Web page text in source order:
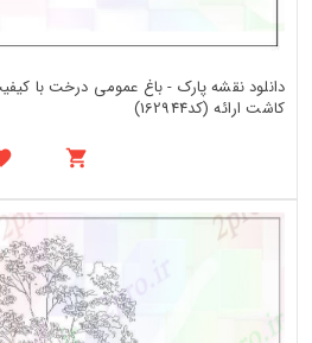
دانلود نقشه پارک - باغ عمومی درخت با
کاشت ارائه (کد162944)